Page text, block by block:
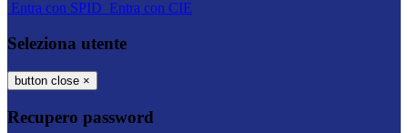
Entra con SPID Entra con CIE
Seleziona utente
button close ×
Recupero password